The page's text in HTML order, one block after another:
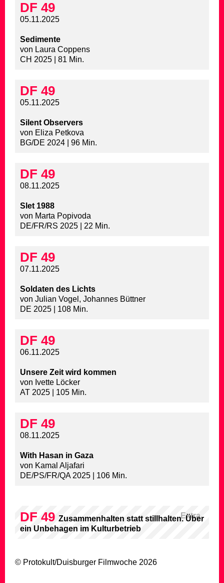
DF 49
05.11.2025
Sedimente
von Laura Coppens
CH 2025 | 81 Min.
DF 49
05.11.2025
Silent Observers
von Eliza Petkova
BG/DE 2024 | 96 Min.
DF 49
08.11.2025
Slet 1988
von Marta Popivoda
DE/FR/RS 2025 | 22 Min.
DF 49
07.11.2025
Soldaten des Lichts
von Julian Vogel, Johannes Büttner
DE 2025 | 108 Min.
DF 49
06.11.2025
Unsere Zeit wird kommen
von Ivette Löcker
AT 2025 | 105 Min.
DF 49
08.11.2025
With Hasan in Gaza
von Kamal Aljafari
DE/PS/FR/QA 2025 | 106 Min.
Extra
DF 49 Zusammenhalten statt stillhalten. Über
ein Unbehagen im Kulturbetrieb
© Protokult/Duisburger Filmwoche 2026